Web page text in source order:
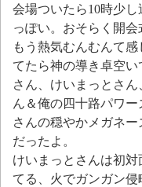
会場ついたら10時少
っぽい。おそらく開
もう熱気むんむんて
てたら神の導き卓空
さん、けいまっとさ
ん＆俺の四十路パワ
さんの穏やかメガネ
だったよ。
けいまっとさんは初
てる、火でガンガン